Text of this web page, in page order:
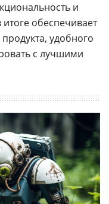
и
итоге обеспечивает
удобного
с лучшими